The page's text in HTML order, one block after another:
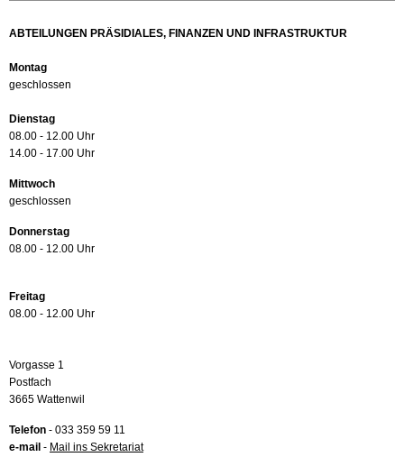
ABTEILUNGEN PRÄSIDIALES, FINANZEN UND INFRASTRUKTUR
Montag
geschlossen
Dienstag
08.00 - 12.00 Uhr
14.00 - 17.00 Uhr
Mittwoch
geschlossen
Donnerstag
08.00 - 12.00 Uhr
Freitag
08.00 - 12.00 Uhr
Vorgasse 1
Postfach
3665 Wattenwil
Telefon - 033 359 59 11
e-mail - Mail ins Sekretariat